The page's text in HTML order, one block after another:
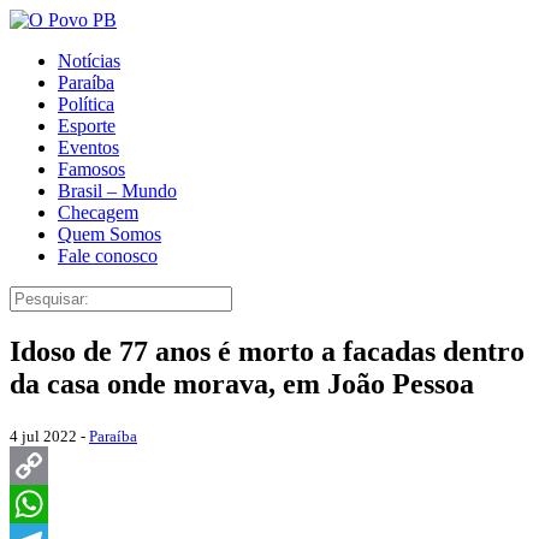
Notícias
Paraíba
Política
Esporte
Eventos
Famosos
Brasil – Mundo
Checagem
Quem Somos
Fale conosco
Idoso de 77 anos é morto a facadas dentro
da casa onde morava, em João Pessoa
4 jul 2022 - Paraíba
Copy